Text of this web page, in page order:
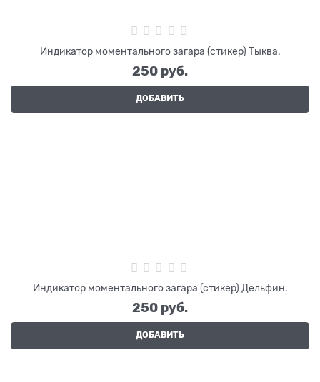
Индикатор моментального загара (стикер) Тыква.
250 руб.
ДОБАВИТЬ
Индикатор моментального загара (стикер) Дельфин.
250 руб.
ДОБАВИТЬ